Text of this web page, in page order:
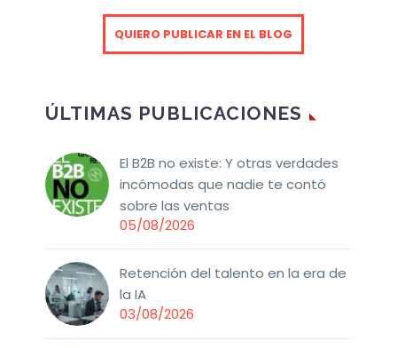
QUIERO PUBLICAR EN EL BLOG
ÚLTIMAS PUBLICACIONES
El B2B no existe: Y otras verdades
incómodas que nadie te contó
sobre las ventas
05/08/2026
Retención del talento en la era de
la IA
03/08/2026